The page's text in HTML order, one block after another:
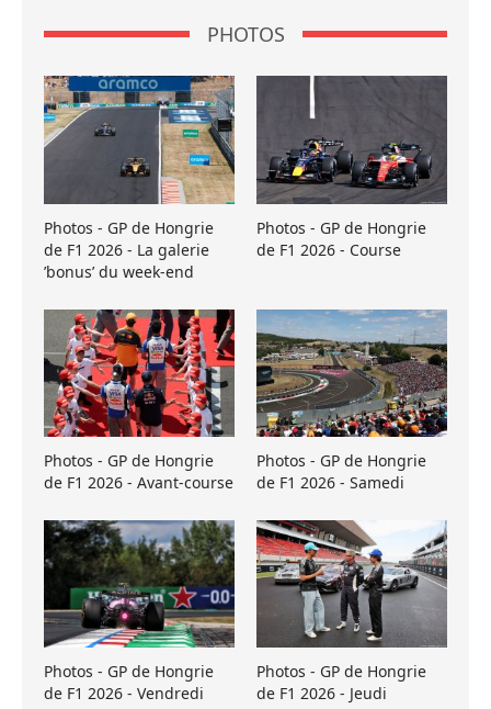
PHOTOS
Photos - GP de Hongrie
de F1 2026 - La galerie
’bonus’ du week-end
Photos - GP de Hongrie
de F1 2026 - Course
Photos - GP de Hongrie
de F1 2026 - Avant-course
Photos - GP de Hongrie
de F1 2026 - Samedi
Photos - GP de Hongrie
de F1 2026 - Vendredi
Photos - GP de Hongrie
de F1 2026 - Jeudi